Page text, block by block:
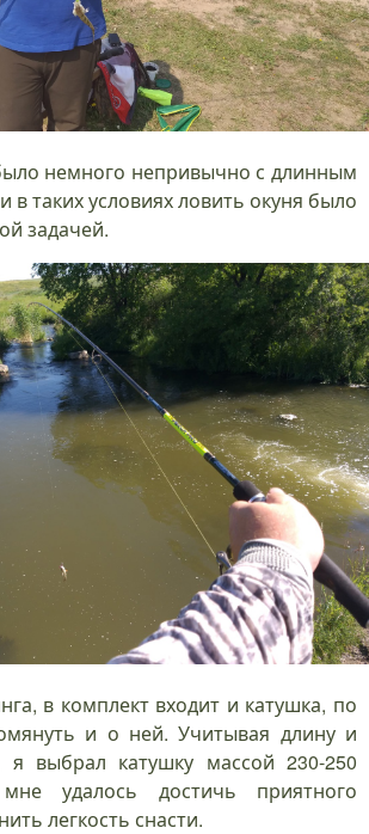
немного непривычно с длинным
в таких условиях ловить окуня было
задачей.
в комплект входит и катушка, по
и о ней. Учитывая длину и
я выбрал катушку массой 230-250
удалось достичь приятного
легкость снасти.